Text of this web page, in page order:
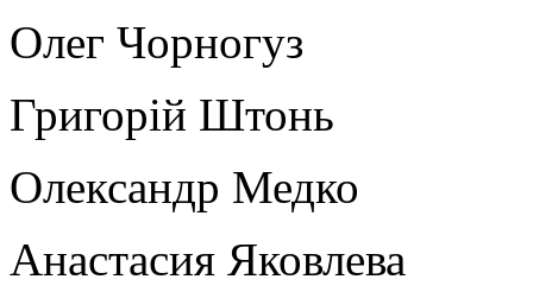
Олег Чорногуз
Григорій Штонь
Олександр Медко
Анастасия Яковлева